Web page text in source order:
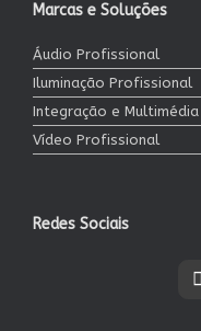
Marcas e Soluções
Áudio Profissional
Iluminação Profissional
Integração e Multimédia
Vídeo Profissional
Redes Sociais